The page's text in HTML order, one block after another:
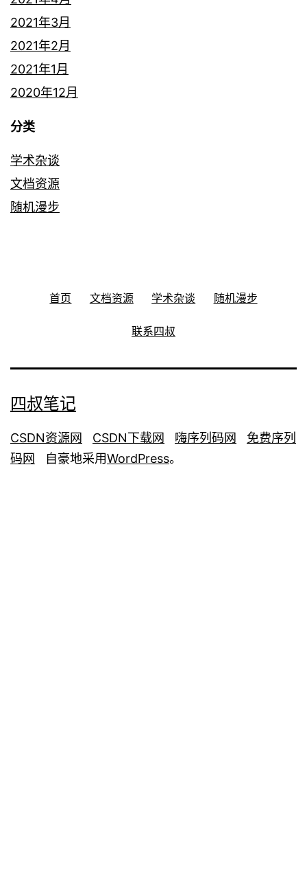
2021年3月
2021年2月
2021年1月
2020年12月
分类
学术杂谈
文档资源
随机漫步
首页 文档资源 学术杂谈 随机漫步
联系四叔
四叔笔记
CSDN资源网 CSDN下载网 嗨序列码网
免费序列
码网 自豪地采用WordPress。